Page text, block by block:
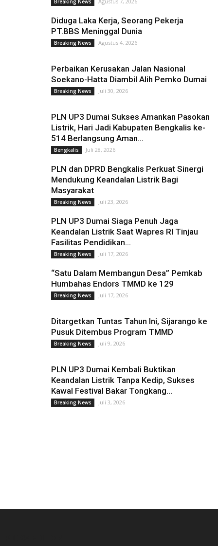
Breaking News
Diduga Laka Kerja, Seorang Pekerja
PT.BBS Meninggal Dunia
Breaking News Agustus 4, 2026
Perbaikan Kerusakan Jalan Nasional
Soekano-Hatta Diambil Alih Pemko Dumai
Breaking News Juli 30, 2026
PLN UP3 Dumai Sukses Amankan Pasokan
Listrik, Hari Jadi Kabupaten Bengkalis ke-
514 Berlangsung Aman...
Bengkalis Juli 28, 2026
PLN dan DPRD Bengkalis Perkuat Sinergi
Mendukung Keandalan Listrik Bagi
Masyarakat
Breaking News Juli 23, 2026
PLN UP3 Dumai Siaga Penuh Jaga
Keandalan Listrik Saat Wapres RI Tinjau
Fasilitas Pendidikan...
Breaking News Juli 17, 2026
“Satu Dalam Membangun Desa” Pemkab
Humbahas Endors TMMD ke 129
Breaking News Juli 17, 2026
Ditargetkan Tuntas Tahun Ini, Sijarango ke
Pusuk Ditembus Program TMMD
Breaking News Juli 9, 2026
PLN UP3 Dumai Kembali Buktikan
Keandalan Listrik Tanpa Kedip, Sukses
Kawal Festival Bakar Tongkang...
Breaking News Juli 3, 2026